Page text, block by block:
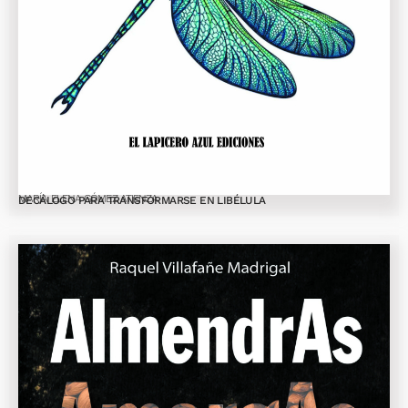
DECÁLOGO PARA TRANSFORMARSE EN LIBÉLULA
MARÍA ELENA GÓMEZ ATIENZA